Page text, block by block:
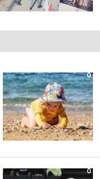
0
0